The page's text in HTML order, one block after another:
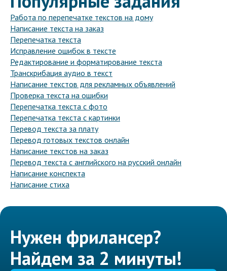
Работа по перепечатке текстов на дому
Написание текста на заказ
Перепечатка текста
Исправление ошибок в тексте
Редактирование и форматирование текста
Транскрибация аудио в текст
Написание текстов для рекламных объявлений
Проверка текста на ошибки
Перепечатка текста с фото
Перепечатка текста с картинки
Перевод текста за плату
Перевод готовых текстов онлайн
Написание текстов на заказ
Перевод текста с английского на русский онлайн
Написание конспекта
Написание стиха
Нужен фрилансер?
Найдем за 2 минуты!